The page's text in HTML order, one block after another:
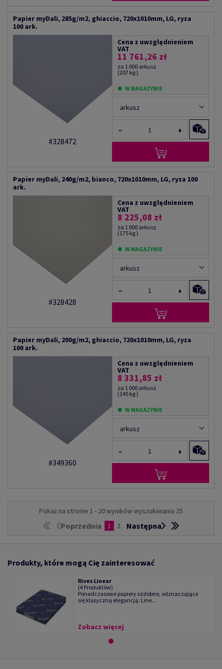
Papier myDali, 285g/m2, ghiaccio, 720x1010mm, LG, ryza
100 ark.
#328472
Cena z uwzględnieniem
VAT
11 761,26 zł
za 1 000 arkusz
(207 kg )
W MAGAZYNIE
arkusz
− +
Papier myDali, 240g/m2, bianco, 720x1010mm, LG, ryza 100
ark.
#328428
Cena z uwzględnieniem
VAT
8 225,08 zł
za 1 000 arkusz
(175 kg )
W MAGAZYNIE
arkusz
− +
Papier myDali, 200g/m2, ghiaccio, 720x1010mm, LG, ryza
100 ark.
#349360
Cena z uwzględnieniem
VAT
8 331,85 zł
za 1 000 arkusz
(145 kg )
W MAGAZYNIE
arkusz
− +
Pokaż na stronie 1 - 20 wyników wyszukiwania 25
Poprzednia 1 2 Następna
Produkty, które mogą Cię zainteresować
Rives Linear
(4 Produktów)
Ponadczasowe papiery ozdobne, odznaczające
się klasyczną elegancją. Line...
Zobacz więcej